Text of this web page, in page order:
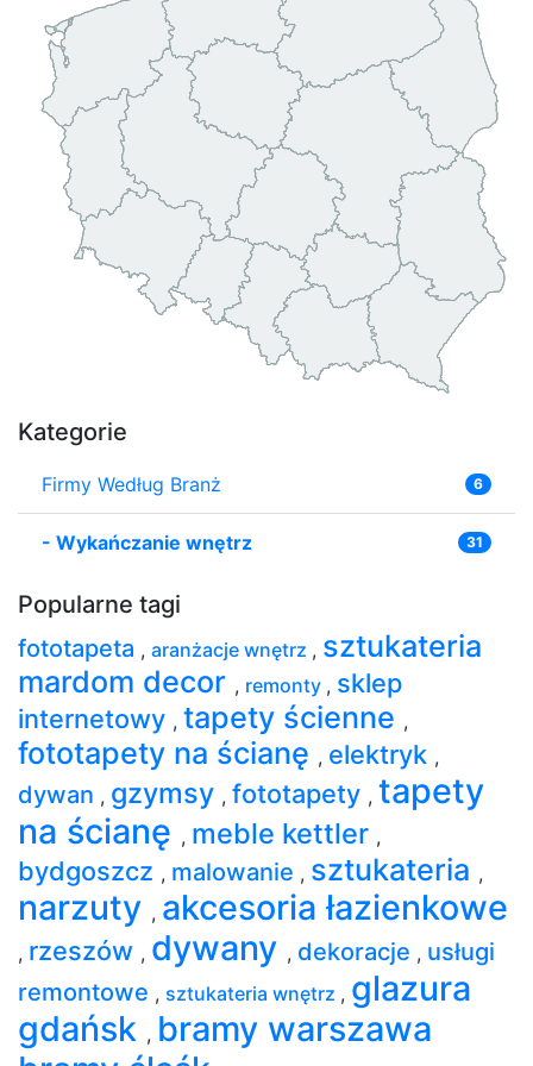
Kategorie
Firmy Według Branż 6
- Wykańczanie wnętrz 31
Popularne tagi
fototapeta , aranżacje wnętrz , sztukateria
mardom decor , remonty , sklep
internetowy , tapety ścienne ,
fototapety na ścianę , elektryk ,
dywan , gzymsy , fototapety , tapety
na ścianę , meble kettler ,
bydgoszcz , malowanie , sztukateria ,
narzuty , akcesoria łazienkowe
, rzeszów , dywany , dekoracje , usługi
remontowe , sztukateria wnętrz , glazura
gdańsk , bramy warszawa